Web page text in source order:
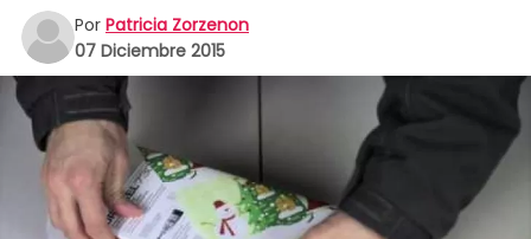
Por Patricia Zorzenon
07 Diciembre 2015